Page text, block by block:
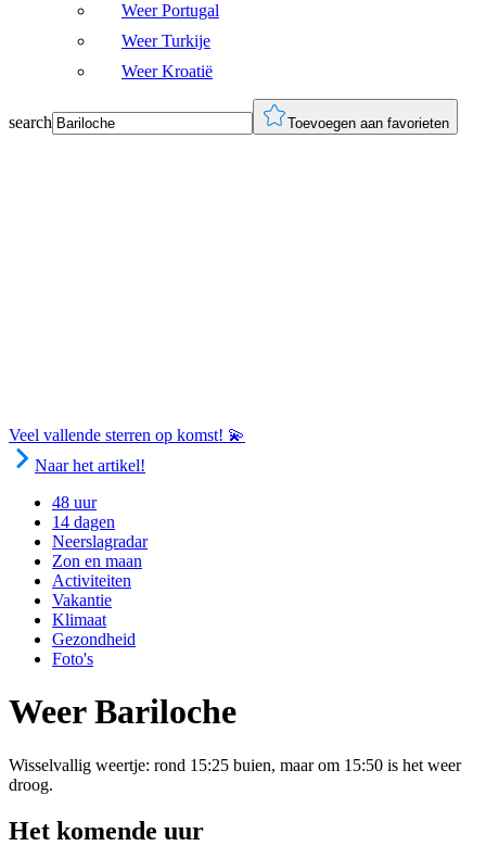
Weer Portugal
Weer Turkije
Weer Kroatië
search Toevoegen aan favorieten
Veel vallende sterren op komst! 💫
Naar het artikel!
48 uur
14 dagen
Neerslagradar
Zon en maan
Activiteiten
Vakantie
Klimaat
Gezondheid
Foto's
Weer Bariloche
Wisselvallig weertje: rond 15:25 buien, maar om 15:50 is het weer
droog.
Het komende uur